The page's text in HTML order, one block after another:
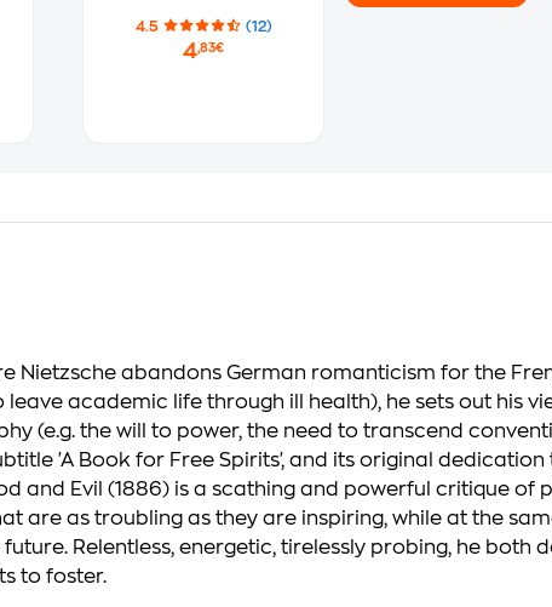
4.5 (12)
4,83€
Nietzsche abandons German romanticism for the
academic life through ill health), he sets out his
(e.g. the will to power, the need to transcend
'A Book for Free Spirits', and its original
and Evil (1886) is a scathing and powerful critique of
are as troubling as they are inspiring, while at the
Relentless, energetic, tirelessly probing, he both
to foster.